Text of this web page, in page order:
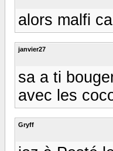
alors malfi
janvier27
sa a ti
avec les
Gryff